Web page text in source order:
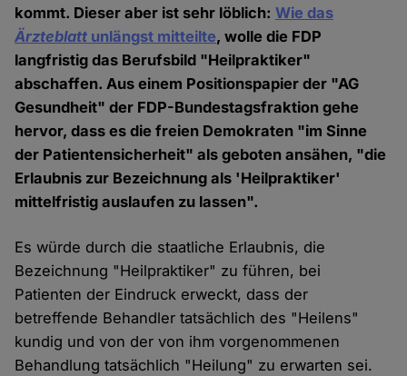
kommt. Dieser aber ist sehr löblich:Wie das
Ärzteblatt unlängst mitteilte, wolle die FDP
langfristig das Berufsbild "Heilpraktiker"
abschaffen. Aus einem Positionspapier der "AG
Gesundheit" der FDP-Bundestagsfraktion gehe
hervor, dass es die freien Demokraten "im Sinne
der Patientensicherheit" als geboten ansähen, "die
Erlaubnis zur Bezeichnung als 'Heilpraktiker'
mittelfristig auslaufen zu lassen".
Es würde durch die staatliche Erlaubnis, die
Bezeichnung "Heilpraktiker" zu führen, bei
Patienten der Eindruck erweckt, dass der
betreffende Behandler tatsächlich des "Heilens"
kundig und von der von ihm vorgenommenen
Behandlung tatsächlich "Heilung" zu erwarten sei.